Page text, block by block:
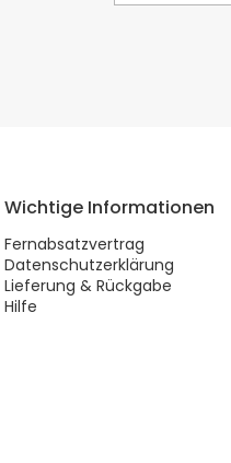
Wichtige Informationen
Fernabsatzvertrag
Datenschutzerklärung
Lieferung & Rückgabe
Hilfe